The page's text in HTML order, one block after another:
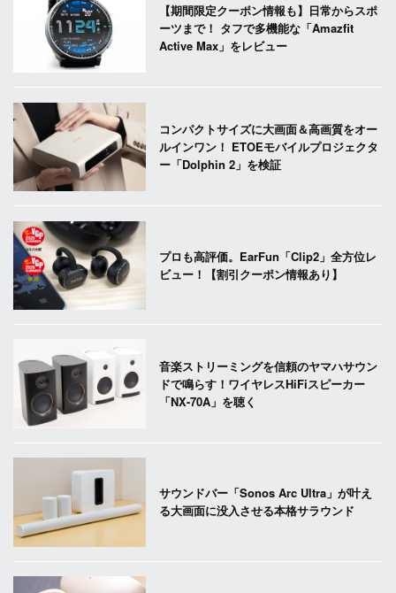
【期間限定クーポン情報も】日常からスポ
ーツまで！ タフで多機能な「Amazfit
Active Max」をレビュー
コンパクトサイズに大画面＆高画質をオー
ルインワン！ ETOEモバイルプロジェクタ
ー「Dolphin 2」を検証
プロも高評価。EarFun「Clip2」全方位レ
ビュー！【割引クーポン情報あり】
音楽ストリーミングを信頼のヤマハサウン
ドで鳴らす！ワイヤレスHiFiスピーカー
「NX-70A」を聴く
サウンドバー「Sonos Arc Ultra」が叶え
る大画面に没入させる本格サラウンド